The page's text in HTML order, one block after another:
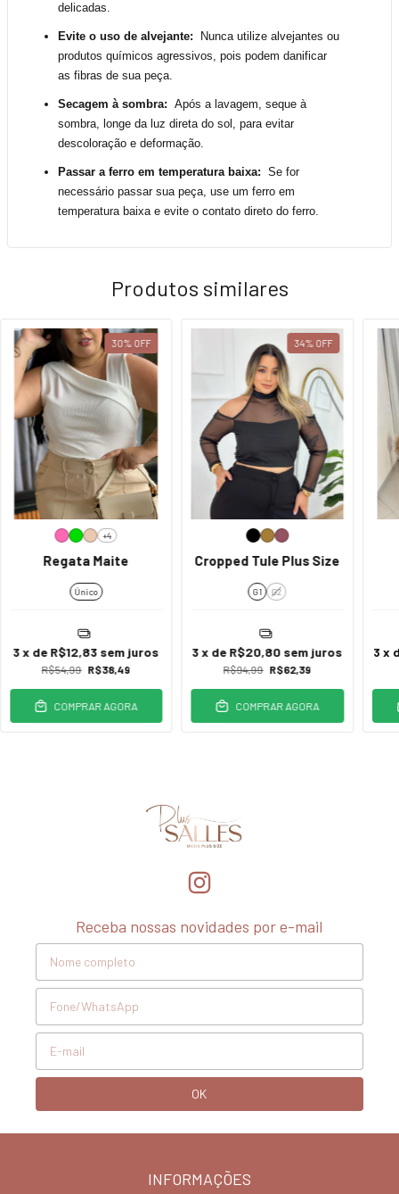
delicadas.
Evite o uso de alvejante:
Nunca utilize alvejantes ou
produtos químicos agressivos, pois podem danificar
as fibras de sua peça.
Secagem à sombra: Após a lavagem, seque à
sombra, longe da luz direta do sol, para evitar
descoloração e deformação.
Passar a ferro em temperatura baixa: Se for
necessário passar sua peça, use um ferro em
temperatura baixa e evite o contato direto do ferro.
Produtos similares
30% OFF
+4
Regata Maite
Único
R$54,99 R$38,49
3 x deR$12,83 sem juros
COMPRAR AGORA
34% OFF
Cropped Tule Plus Size
G1 G2
R$94,99 R$62,39
3 x deR$20,80 sem juros
COMPRAR AGORA
3 x
Receba nossas novidades por e-mail
INFORMAÇÕES